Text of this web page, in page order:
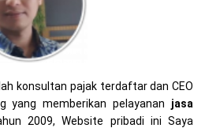
konsultan pajak terdaftar dan CEO
yang memberikan pelayanan jasa
2009, Website pribadi ini Saya